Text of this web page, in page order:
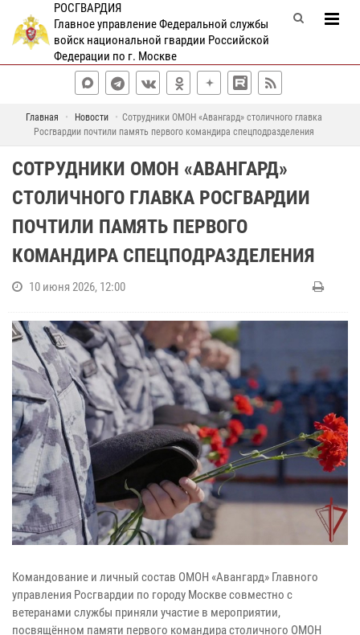
РОСГВАРДИЯ
Главное управление Федеральной службы
войск национальной гвардии Российской
Федерации по г. Москве
Главная Новости
Сотрудники ОМОН «Авангард» столичного главка
Росгвардии почтили память первого командира спецподразделения
СОТРУДНИКИ ОМОН «АВАНГАРД»
СТОЛИЧНОГО ГЛАВКА РОСГВАРДИИ
ПОЧТИЛИ ПАМЯТЬ ПЕРВОГО
КОМАНДИРА СПЕЦПОДРАЗДЕЛЕНИЯ
10 июня 2026, 12:00
Командование и личный состав ОМОН «Авангард» Главного
управления Росгвардии по городу Москве совместно с
ветеранами службы приняли участие в мероприятии,
посвящённом памяти первого командира столичного ОМОН